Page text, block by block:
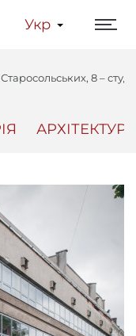
Укр
8 –
АРХІТЕКТУРА